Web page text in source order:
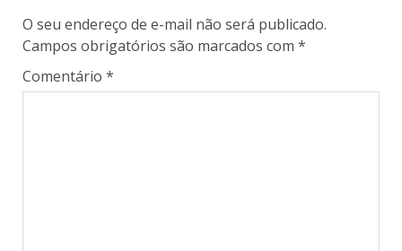
O seu endereço de e-mail não será publicado.
Campos obrigatórios são marcados com *
Comentário *